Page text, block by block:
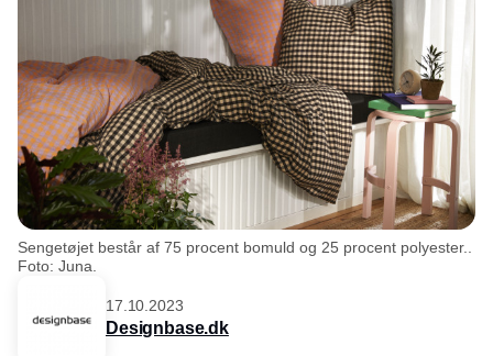
Sengetøjet består af 75 procent bomuld og 25 procent polyester..
Foto: Juna.
17.10.2023
Designbase.dk